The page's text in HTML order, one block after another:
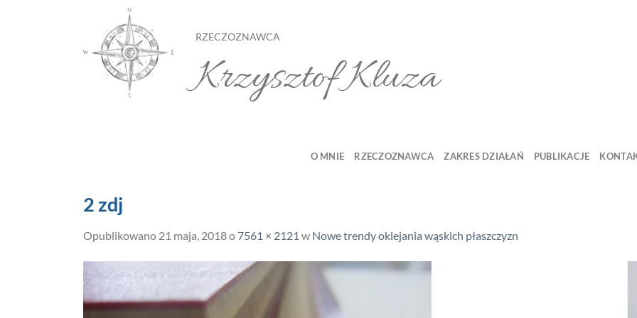
RZECZOZNAWCA
Krzysztof Kluza
O MNIE RZECZOZNAWCA ZAKRES DZIAŁAŃ PUBLIKACJE
2 zdj
Opublikowano 21 maja, 2018o 7561 × 2121 w Nowe trendy oklejania wąskich płaszczyzn